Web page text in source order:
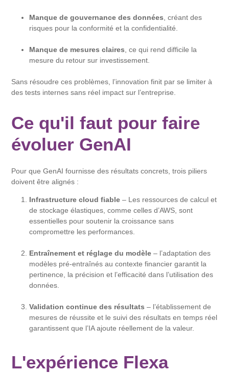
Manque de gouvernance des données , créant des
risques pour la conformité et la confidentialité.
Manque de mesures claires , ce qui rend difficile la
mesure du retour sur investissement.
Sans résoudre ces problèmes, l’innovation finit par se limiter à
des tests internes sans réel impact sur l’entreprise.
Ce qu'il faut pour faire
évoluer GenAI
Pour que GenAI fournisse des résultats concrets, trois piliers
doivent être alignés :
Infrastructure cloud fiable – Les ressources de calcul et
de stockage élastiques, comme celles d’AWS, sont
essentielles pour soutenir la croissance sans
compromettre les performances.
Entraînement et réglage du modèle – l’adaptation des
modèles pré-entraînés au contexte financier garantit la
pertinence, la précision et l’efficacité dans l’utilisation des
données.
Validation continue des résultats – l’établissement de
mesures de réussite et le suivi des résultats en temps réel
garantissent que l’IA ajoute réellement de la valeur.
L'expérience Flexa